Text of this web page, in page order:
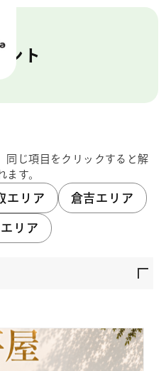
ント
同じ項目をクリックすると解
ます。
エリア 倉吉エリア
リア